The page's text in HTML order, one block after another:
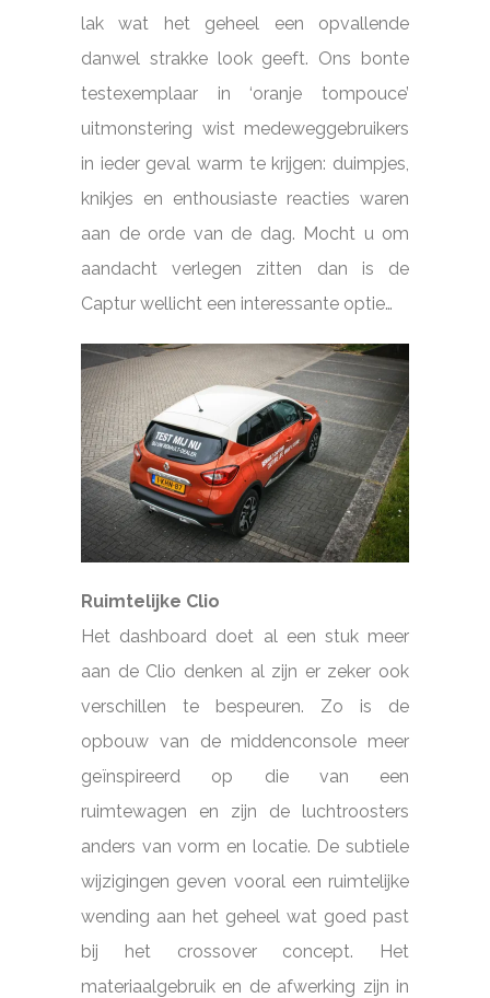
lak wat het geheel een opvallende
danwel strakke look geeft. Ons bonte
testexemplaar in ‘oranje tompouce’
uitmonstering wist medeweggebruikers
in ieder geval warm te krijgen: duimpjes,
knikjes en enthousiaste reacties waren
aan de orde van de dag. Mocht u om
aandacht verlegen zitten dan is de
Captur wellicht een interessante optie…
Ruimtelijke Clio
Het dashboard doet al een stuk meer
aan de Clio denken al zijn er zeker ook
verschillen te bespeuren. Zo is de
opbouw van de middenconsole meer
geïnspireerd op die van een
ruimtewagen en zijn de luchtroosters
anders van vorm en locatie. De subtiele
wijzigingen geven vooral een ruimtelijke
wending aan het geheel wat goed past
bij het crossover concept. Het
materiaalgebruik en de afwerking zijn in